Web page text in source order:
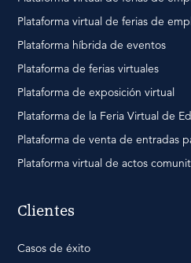
Plataforma virtual de ferias de
Plataforma híbrida de eventos
Plataforma de ferias virtuales
Plataforma de exposición virtual
Plataforma de la Feria Virtual de
Plataforma de venta de entradas
Plataforma virtual de actos
Clientes
Casos de éxito